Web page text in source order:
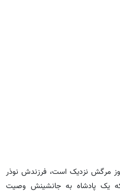
مرگش نزدیک است، فرزندش نوذر
یک پادشاه به جانشینش وصیت